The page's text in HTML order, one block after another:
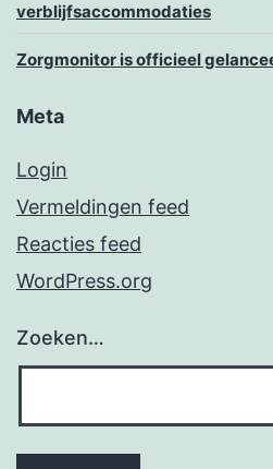
verblijfsaccommodaties
Zorgmonitor is officieel
Meta
Login
Vermeldingen feed
Reacties feed
WordPress.org
Zoeken…